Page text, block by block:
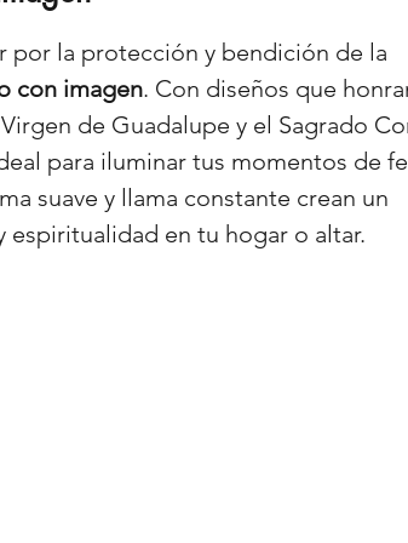
por la protección y bendición de la
con imagen. Con diseños que
de Guadalupe y el Sagrado
para iluminar tus momentos de
suave y llama constante crean un
espiritualidad en tu hogar o altar.